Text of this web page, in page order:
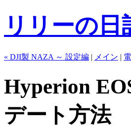
リリーの日
« DJI製 NAZA ～ 設定編 | メイン |
Hyperion
デート方法